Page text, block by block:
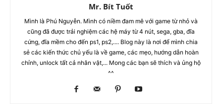
Mr. Bít Tuốt
Mình là Phú Nguyễn. Mình có niềm đam mê với game từ nhỏ và
cũng đã được trải nghiệm các hệ máy từ 4 nút, sega, gba, đĩa
cứng, đĩa mềm cho đến ps1, ps2,.... Blog này là nơi để mình chia
sẻ các kiến thức chủ yếu là về game, các mẹo, hướng dẫn hoàn
chỉnh, unlock tất cả nhân vật,... Mong các bạn sẽ thích và ủng hộ
^^